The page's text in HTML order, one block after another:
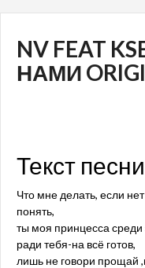
NV FEAT
НАМИ
Текст
Что мне делать, если
понять,
ты моя принцесса
ради тебя-на всё готов,
лишь не говори прощай